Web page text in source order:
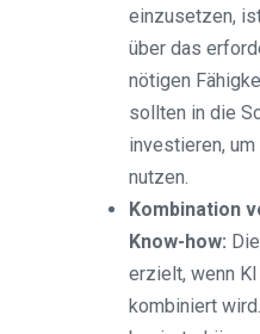
einzusetzen,
über das
nötigen
sollten in die
investieren,
nutzen.
Kombination
Know-how:
erzielt, wenn
kombiniert